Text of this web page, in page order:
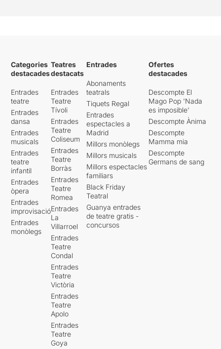
Categories
destacades
Entrades
teatre
Entrades
dansa
Entrades
musicals
Entrades
teatre
infantil
Entrades
òpera
Entrades
improvisació
Entrades
monòlegs
Teatres
destacats
Entrades
Teatre
Tívoli
Entrades
Teatre
Coliseum
Entrades
Teatre
Borràs
Entrades
Teatre
Romea
Entrades
La
Villarroel
Entrades
Teatre
Condal
Entrades
Teatre
Victòria
Entrades
Teatre
Apolo
Entrades
Teatre
Goya
Entrades
Abonaments
teatrals
Tiquets Regal
Entrades
espectacles a
Madrid
Millors monòlegs
Millors musicals
Millors espectacles
familiars
Black Friday
Teatral
Guanya entrades
de teatre gratis -
concursos
Ofertes
destacades
Descompte El
Mago Pop 'Nada
es imposible'
Descompte Ànima
Descompte
Mamma mia
Descompte
Germans de sang